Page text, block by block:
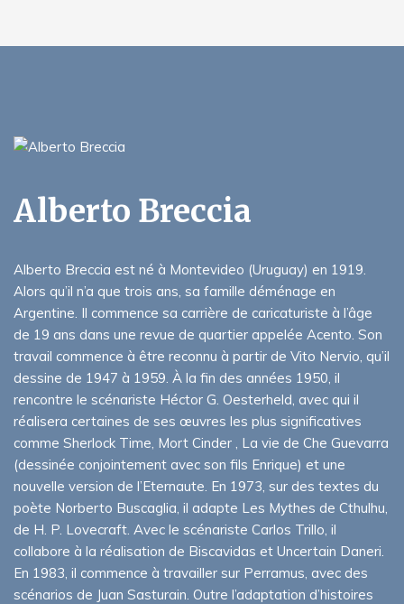
Alberto Breccia
Alberto Breccia est né à Montevideo (Uruguay) en 1919.
Alors qu’il n’a que trois ans, sa famille déménage en
Argentine. Il commence sa carrière de caricaturiste à l’âge
de 19 ans dans une revue de quartier appelée Acento. Son
travail commence à être reconnu à partir de Vito Nervio, qu’il
dessine de 1947 à 1959. À la fin des années 1950, il
rencontre le scénariste Héctor G. Oesterheld, avec qui il
réalisera certaines de ses œuvres les plus significatives
comme Sherlock Time, Mort Cinder , La vie de Che Guevarra
(dessinée conjointement avec son fils Enrique) et une
nouvelle version de l’Eternaute. En 1973, sur des textes du
poète Norberto Buscaglia, il adapte Les Mythes de Cthulhu,
de H. P. Lovecraft. Avec le scénariste Carlos Trillo, il
collabore à la réalisation de Biscavidas et Uncertain Daneri.
En 1983, il commence à travailler sur Perramus, avec des
scénarios de Juan Sasturain. Outre l’adaptation d’histoires